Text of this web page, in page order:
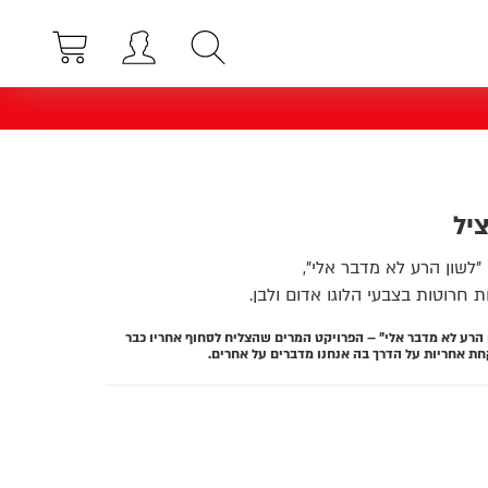
"לשון הרע לא מדבר אלי",
חרוטות בצבעי הלוגו אדום ולבן.
הרע לא מדבר אלי" – הפרויקט המרים שהצליח לסחוף אחריו כבר
אחריות על הדרך בה אנחנו מדברים על אחרים.